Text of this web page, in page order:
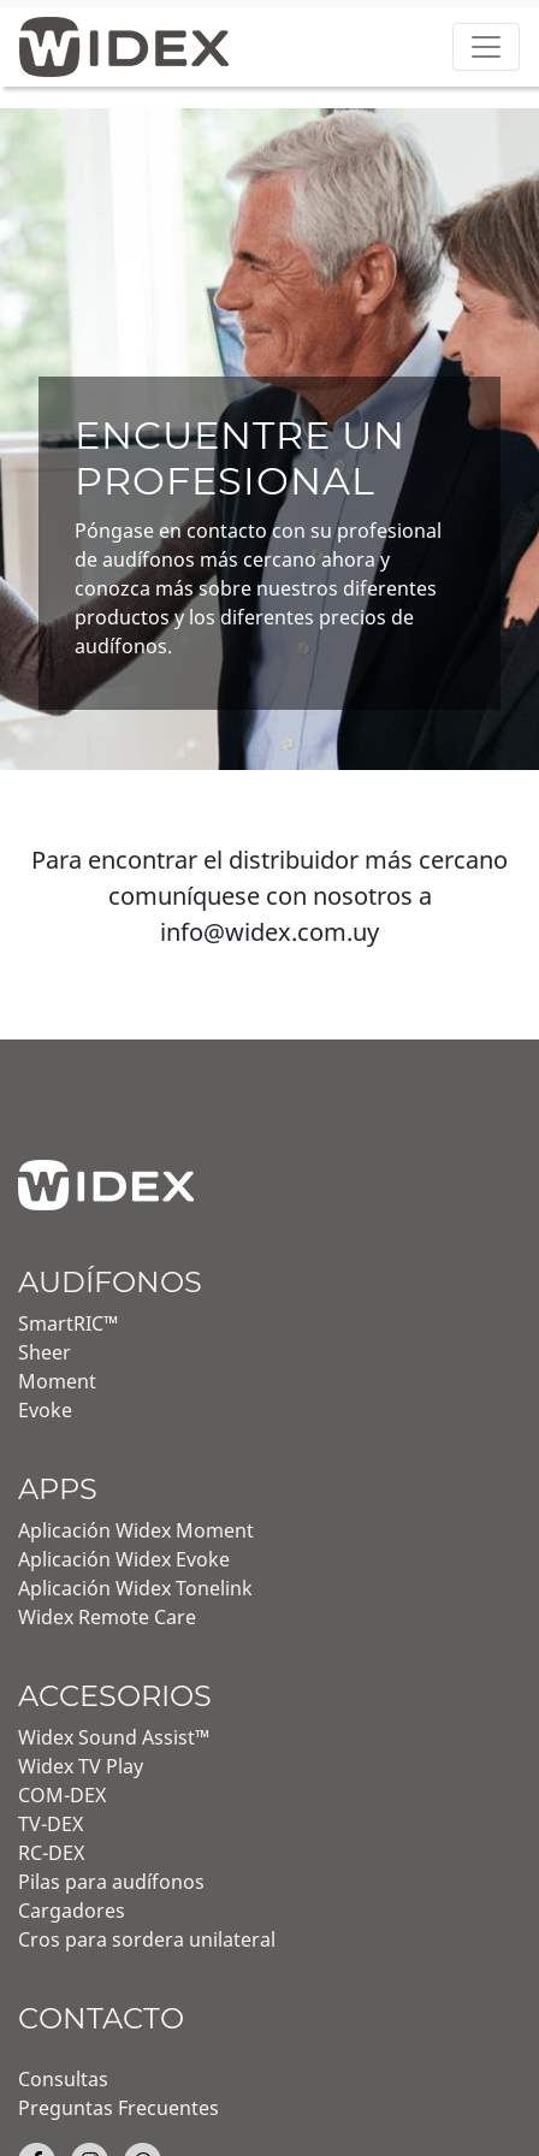
ENCUENTRE UN
PROFESIONAL
Póngase en contacto con su profesional
de audífonos más cercano ahora y
conozca más sobre nuestros diferentes
productos y los diferentes precios de
audífonos.
Para encontrar el distribuidor más cercano
comuníquese con nosotros a
info@widex.com.uy
AUDÍFONOS
SmartRIC™
Sheer
Moment
Evoke
APPS
Aplicación Widex Moment
Aplicación Widex Evoke
Aplicación Widex Tonelink
Widex Remote Care
ACCESORIOS
Widex Sound Assist™
Widex TV Play
COM-DEX
TV-DEX
RC-DEX
Pilas para audífonos
Cargadores
Cros para sordera unilateral
CONTACTO
Consultas
Preguntas Frecuentes